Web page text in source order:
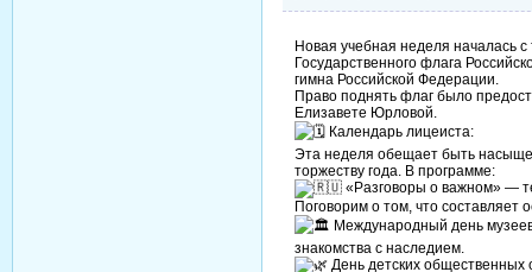
Новая учебная неделя началась
Государственного флага
гимна Российской Федерации.
Право поднять флаг было
Елизавете Юрловой.
Календарь лицеиста:
Эта неделя обещает быть
торжеству года. В программе:
«Разговоры о важном» —
Поговорим о том, что составляет
Международный день
знакомства с наследием.
День детских